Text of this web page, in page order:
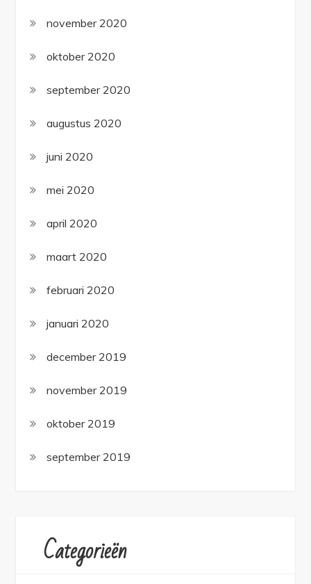
november 2020
oktober 2020
september 2020
augustus 2020
juni 2020
mei 2020
april 2020
maart 2020
februari 2020
januari 2020
december 2019
november 2019
oktober 2019
september 2019
Categorieën